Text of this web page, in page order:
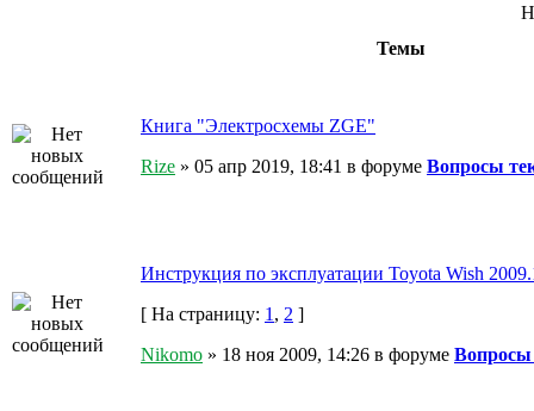
Темы
Книга "Электросхемы ZGE"
Rize » 05 апр 2019, 18:41 в форуме Вопросы
Инструкция по эксплуатации Toyota Wish
[ На страницу: 1 , 2 ]
Nikomo » 18 ноя 2009, 14:26 в форуме Вопросы